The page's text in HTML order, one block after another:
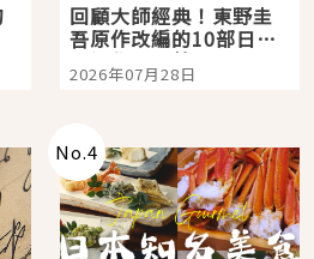
回顧大師經典！東野圭
吾原作改編的10部日本
影視作品推薦
2026年07月28日
No.4